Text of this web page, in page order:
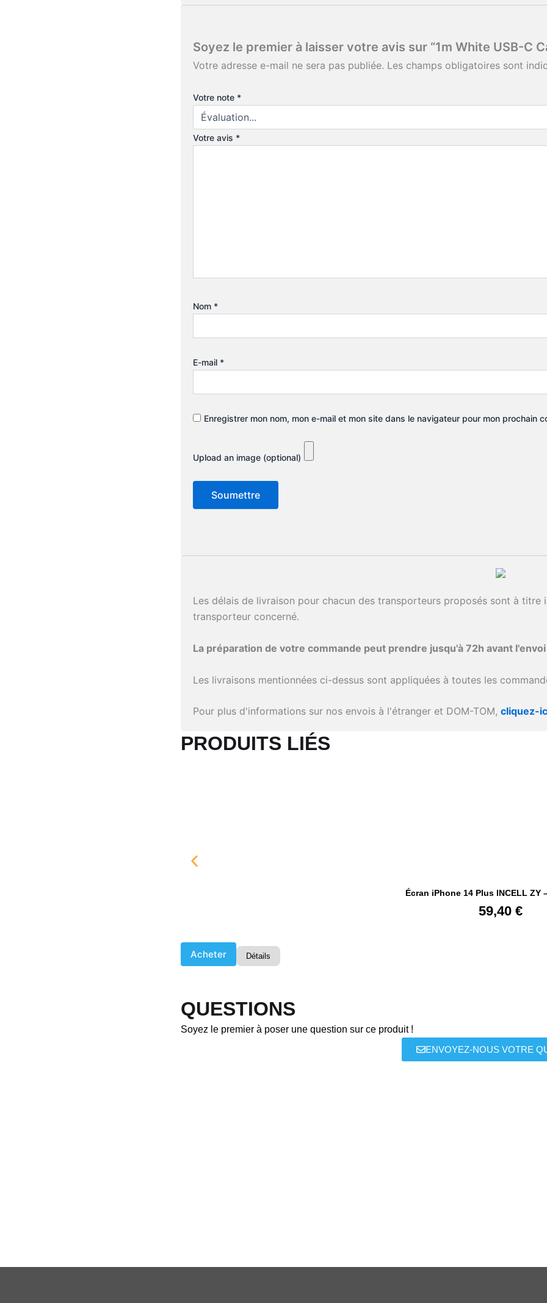
Soyez le premier à laisser votre avis sur “1m White USB-C
Votre adresse e-mail ne sera pas publiée. Les champs obligatoires sont
Votre note *
Votre avis *
Nom *
E-mail *
Enregistrer mon nom, mon e-mail et mon site dans le navigateur pour mon prochain
Upload an image (optional)
Les délais de livraison pour chacun des transporteurs proposés sont à
transporteur concerné.
La préparation de votre commande peut prendre jusqu'à 72h avant
Les livraisons mentionnées ci-dessus sont appliquées à toutes les
Pour plus d'informations sur nos envois à l'étranger et DOM-TOM, cliquez-
PRODUITS LIÉS​
Écran iPhone 14 Plus INCELL ZY
59,40 €
Acheter Détails
QUESTIONS
Soyez le premier à poser une question sur ce produit !
ENVOYEZ-NOUS VOTRE